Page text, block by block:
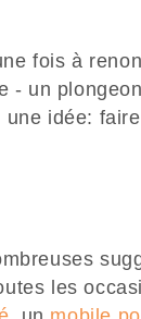
fois à
- un
idée:
les